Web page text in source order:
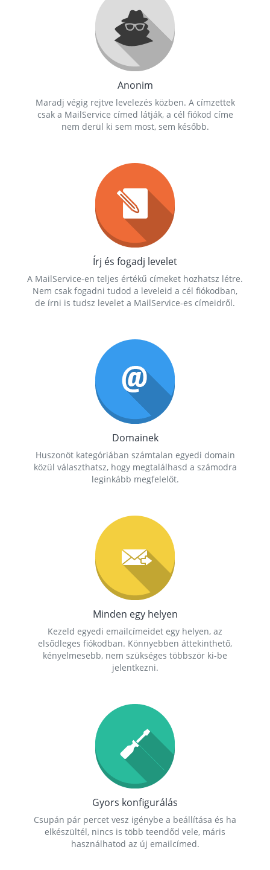
Anonim
Maradj végig rejtve levelezés közben. A címzettek
csak a MailService címed látják, a cél fiókod címe
nem derül ki sem most, sem később.
Írj és fogadj levelet
A MailService-en teljes értékű címeket hozhatsz létre.
Nem csak fogadni tudod a leveleid a cél fiókodban,
de írni is tudsz levelet a MailService-es címeidről.
Domainek
Huszonöt kategóriában számtalan egyedi domain
közül választhatsz, hogy megtalálhasd a számodra
leginkább megfelelőt.
Minden egy helyen
Kezeld egyedi emailcímeidet egy helyen, az
elsődleges fiókodban. Könnyebben áttekinthető,
kényelmesebb, nem szükséges többször ki-be
jelentkezni.
Gyors konfigurálás
Csupán pár percet vesz igénybe a beállítása és ha
elkészültél, nincs is több teendőd vele, máris
használhatod az új emailcímed.